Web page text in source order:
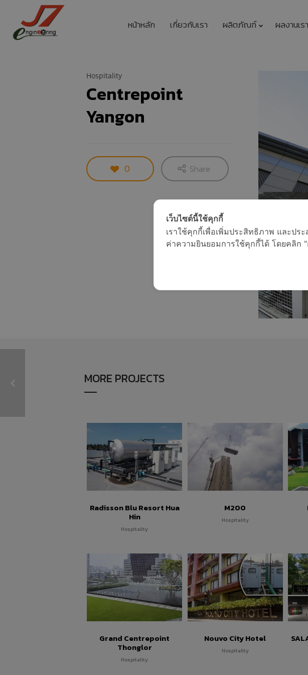
11
กรกฎาคม
2017
รอบรั้ว ข่าวดึกกับ
กรกฎาคม
อีโคเทคลุยอาเซียน ชู
“เครื่องทำน้ำ
ร้อน”แบรนด์ไทย
11
กรกฎาคม
2017
COP ทั่วไป ต่างจาก
COP FOR TAPPING
(COPT) อย่างไร
กรกฎาคม
2017
ยินดีต้อนรับผู้บริหาร
พฤษภาคม
2017
หน้าหลัก เกี่ยวกับเรา ผลิตภัณฑ์ ผลงานเรา
Hospitality
Centrepoint
Yangon
0 Share
MORE PROJECTS
Radisson Blu Resort Hua
Hin
Hospitality
M200
Hospitality
Grand Centrepoint
Thonglor
Hospitality
Nouvo City Hotel
Hospitality
เว็บไซต์นี้ใช้คุกกี้
เราใช้คุกกี้เพื่อเพิ่มประสิทธิภาพ และปร
ค่าความยินยอมการใช้คุกกี้ได้ โดยคลิก